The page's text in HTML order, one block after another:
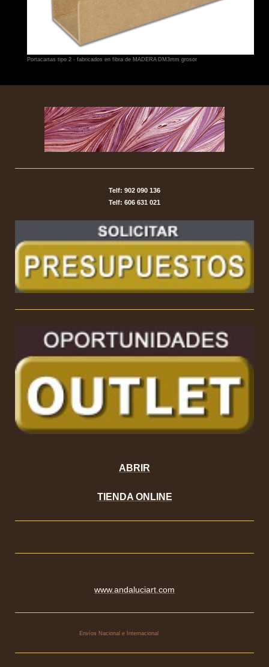
Portacartas tipo 2 - fabricados en fibra de MADERA DM3mm grosor
Telf: 902 090 136
Telf: 606 631 021
ABRIR
TIENDA ONLINE
www.andaluciart.com
Envíos Nacional e Internacional